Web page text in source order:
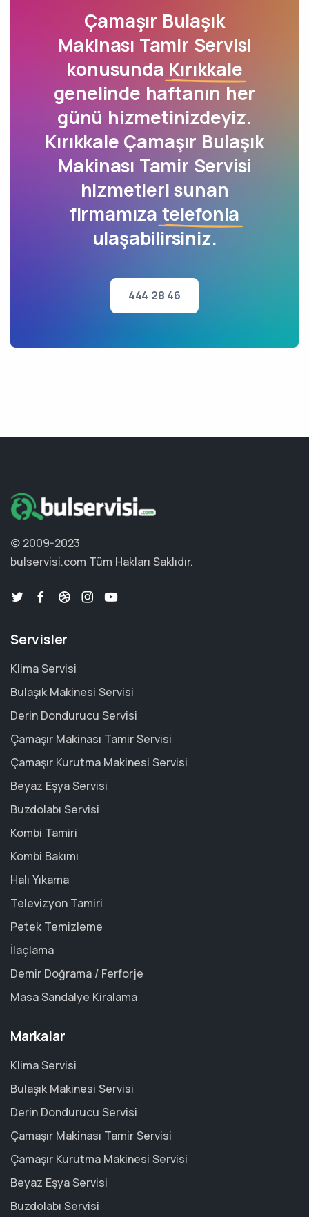
Çamaşır Bulaşık
Makinası Tamir Servisi
konusunda Kırıkkale
genelinde haftanın her
günü hizmetinizdeyiz.
Kırıkkale Çamaşır Bulaşık
Makinası Tamir Servisi
hizmetleri sunan
firmamıza telefonla
ulaşabilirsiniz.
444 28 46
© 2009-2023
bulservisi.com Tüm Hakları Saklıdır.
Servisler
Klima Servisi
Bulaşık Makinesi Servisi
Derin Dondurucu Servisi
Çamaşır Makinası Tamir Servisi
Çamaşır Kurutma Makinesi Servisi
Beyaz Eşya Servisi
Buzdolabı Servisi
Kombi Tamiri
Kombi Bakımı
Halı Yıkama
Televizyon Tamiri
Petek Temizleme
İlaçlama
Demir Doğrama / Ferforje
Masa Sandalye Kiralama
Markalar
Klima Servisi
Bulaşık Makinesi Servisi
Derin Dondurucu Servisi
Çamaşır Makinası Tamir Servisi
Çamaşır Kurutma Makinesi Servisi
Beyaz Eşya Servisi
Buzdolabı Servisi